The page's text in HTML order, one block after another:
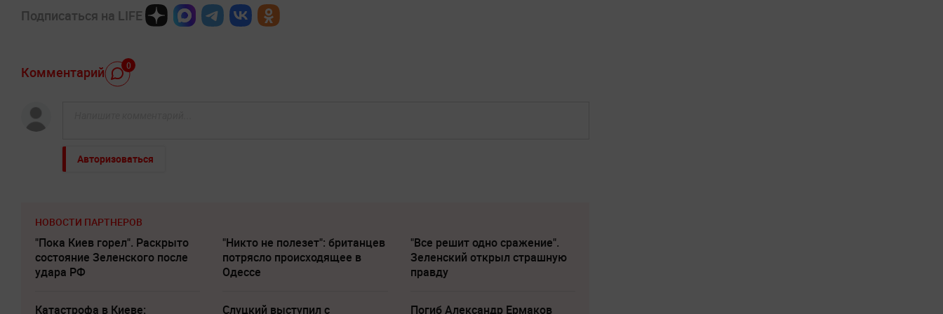
Подписаться на LIFE
Комментарий 0
Авторизоваться
НОВОСТИ ПАРТНЕРОВ
"Пока Киев горел". Раскрыто
состояние Зеленского после
удара РФ
"Никто не полезет": британцев
потрясло происходящее в
Одессе
"Все решит одно сражение".
Зеленский открыл страшную
правду
Катастрофа в Киеве: Слуцкий выступил с Погиб Александр Ермаков